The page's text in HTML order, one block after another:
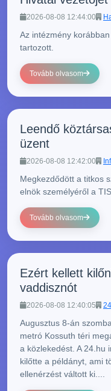
2026-08-08 12:44:00
Az intézmény
tartozott.
Tovább olvasom
Leendő
üzent
2026-08-08 12:42:00
Megkezdődött a titkos
elnök személyéről a
Tovább olvasom
Ezért kellett
vaddisznót
2026-08-08 12:40:05
Augusztus 8-án
metró Kossuth téri
a közlekedést. A 24.hu
kilőtte a példányt, ami
ellenérzést váltott ki....